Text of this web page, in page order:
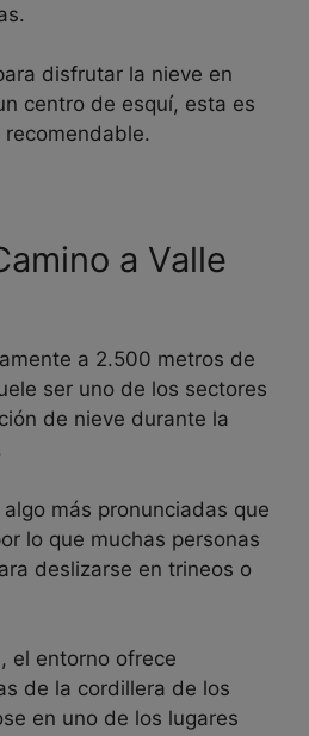
disfrutar la nieve en
centro de esquí, esta es
a Valle
a 2.500 metros de
ser uno de los sectores
de nieve durante la
más pronunciadas que
lo que muchas personas
deslizarse en trineos o
el entorno ofrece
de la cordillera de los
en uno de los lugares